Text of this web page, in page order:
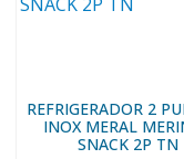
REFRIGERADOR 2
INOX MERAL
SNACK 2P TN